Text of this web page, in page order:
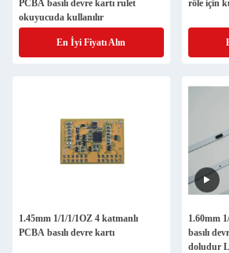
PCBA basılı devre kartı rulet
okuyucuda kullanılır
En İyi Fiyatı Alın
röle için
1.45mm 1/1/1/1OZ 4 katmanlı
PCBA basılı devre kartı
1.60mm
basılı
doludur